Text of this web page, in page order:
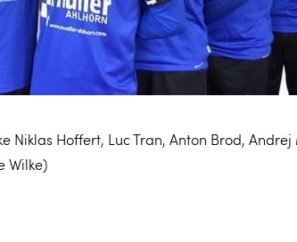
Niklas Hoffert, Luc Tran, Anton Brod,
Wilke)